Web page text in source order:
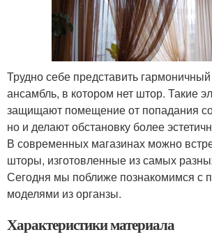
Трудно себе представить
ансамбль, в котором нет штор. Такие
защищают помещение от попадания
но и делают обстановку более
В современных магазинах можно
шторы, изготовленные из самых
Сегодня мы поближе познакомимся с
моделями из органзы.
Характеристики материала